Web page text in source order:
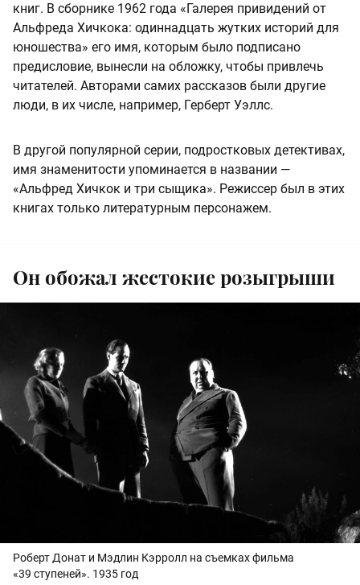
книг. В сборнике 1962 года «Галерея привидений от
Альфреда Хичкока: одиннадцать жутких историй для
юношества» его имя, которым было подписано
предисловие, вынесли на обложку, чтобы привлечь
читателей. Авторами самих рассказов были другие
люди, в их числе, например, Герберт Уэллс.
В другой популярной серии, подростковых детективах,
имя знаменитости упоминается в названии —
«Альфред Хичкок и три сыщика». Режиссер был в этих
книгах только литературным персонажем.
Он обожал жестокие розыгрыши
Роберт Донат и Мэдлин Кэрролл на съемках фильма
«39 ступеней». 1935 год